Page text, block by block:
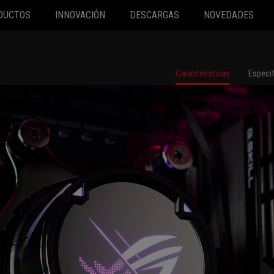
INNOVACIÓN DESCARGAS NOVEDADES
Características